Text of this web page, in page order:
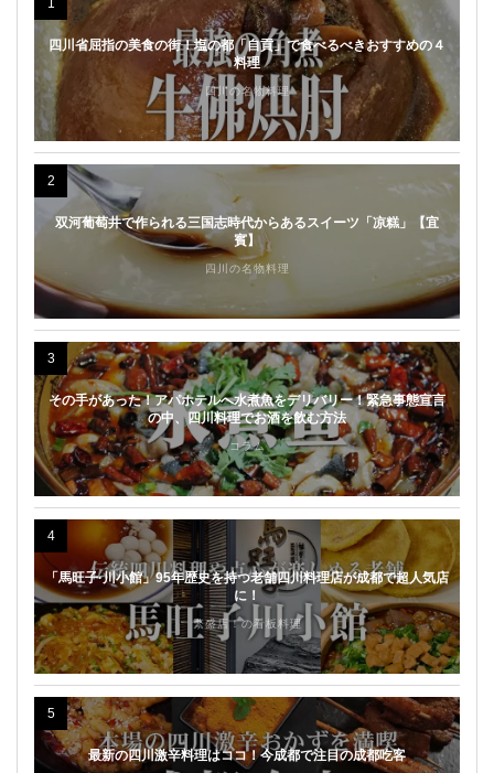
1
四川省屈指の美食の街！塩の都「自貢」で食べるべきおすすめの４
料理
四川の名物料理
2
双河葡萄井で作られる三国志時代からあるスイーツ「凉糕」【宜
賓】
四川の名物料理
3
その手があった！アパホテルへ水煮魚をデリバリー！緊急事態宣言
の中、四川料理でお酒を飲む方法
コラム
4
「馬旺子·川小館」95年歴史を持つ老舗四川料理店が成都で超人気店
に！
繁盛店！の看板料理
5
最新の四川激辛料理はココ！今成都で注目の成都吃客